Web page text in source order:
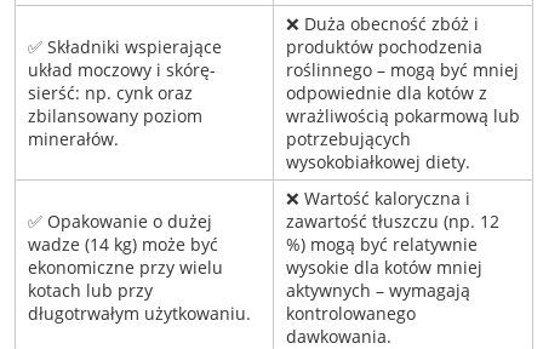
✅ Składniki wspierające
układ moczowy i skórę-
sierść: np. cynk oraz
zbilansowany poziom
minerałów.
❌ Duża obecność zbóż i
produktów pochodzenia
roślinnego – mogą być mniej
odpowiednie dla kotów z
wrażliwością pokarmową lub
potrzebujących
wysokobiałkowej diety.
✅ Opakowanie o dużej
wadze (14 kg) może być
ekonomiczne przy wielu
kotach lub przy
długotrwałym użytkowaniu.
❌ Wartość kaloryczna i
zawartość tłuszczu (np. 12
%) mogą być relatywnie
wysokie dla kotów mniej
aktywnych – wymagają
kontrolowanego
dawkowania.